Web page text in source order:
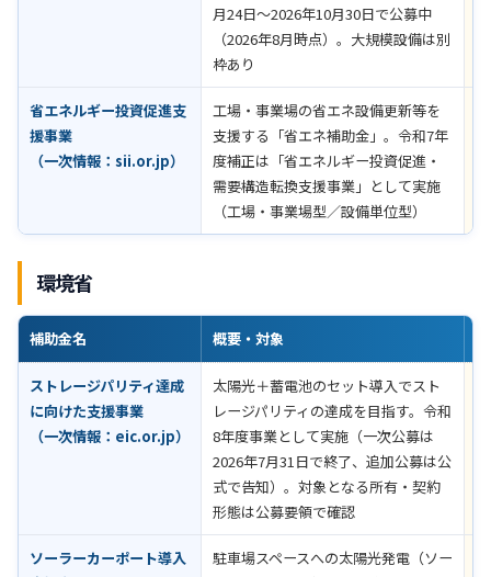
月24日～2026年10月30日で公募中
（2026年8月時点）。大規模設備は別
枠あり
省エネルギー投資促進支
援事業
（一次情報： sii.or.jp）
工場・事業場の省エネ設備更新等を
支援する「省エネ補助金」。令和7年
度補正は「省エネルギー投資促進・
需要構造転換支援事業」として実施
（工場・事業場型／設備単位型）
環境省
補助金名 概要・対象
ストレージパリティ達成
に向けた支援事業
（一次情報： eic.or.jp）
太陽光＋蓄電池のセット導入でスト
レージパリティの達成を目指す。令和
8年度事業として実施（一次公募は
2026年7月31日で終了、追加公募は公
式で告知）。対象となる所有・契約
形態は公募要領で確認
ソーラーカーポート導入
駐車場スペースへの太陽光発電（ソー